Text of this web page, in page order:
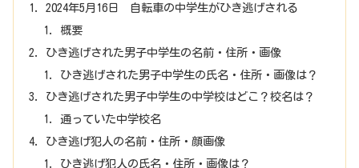
2024年5月16日 自転車の中学生がひき逃げされる
概要
ひき逃げされた男子中学生の名前・住所・画像
ひき逃げされた男子中学生の氏名・住所・画像は？
ひき逃げされた男子中学生の中学校はどこ？校名は？
通っていた中学校名
ひき逃げ犯人の名前・住所・顔画像
ひき逃げ犯人の氏名・住所・画像は？